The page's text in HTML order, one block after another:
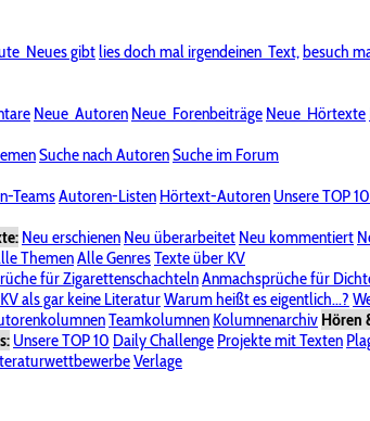
Neues gibtlies doch mal irgendeinen Text,besuch
Neue Autoren Neue Forenbeiträge Neue Hörtexte
Suche nach AutorenSuche im Forum
TeamsAutoren-Listen Hörtext-Autoren Unsere TOP 10
Neu erschienen Neu überarbeitet Neu kommentiert
ThemenAlle GenresTexte über KV
für ZigarettenschachtelnAnmachsprüche für
als gar keine LiteraturWarum heißt es eigentlich...?
Teamkolumnen Kolumnenarchiv Hören
Unsere TOP 10 Daily Challenge Projekte mit Texten
Verlage
Bereich "KV-Board"Bereich "Literatur & Schreiberei"
Spende für KV Unsere SpenderlisteAlle Wege führen
& BilderStalkingDatenschutzerklärung